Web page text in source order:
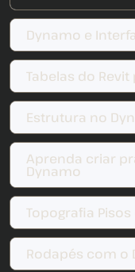
Dynamo e
Tabelas do
Estrutura no
Aprenda criar
Dynamo
Topografia
Rodapés com o